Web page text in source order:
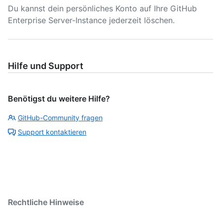
Du kannst dein persönliches Konto auf Ihre GitHub
Enterprise Server-Instance jederzeit löschen.
Hilfe und Support
Benötigst du weitere Hilfe?
GitHub-Community fragen
Support kontaktieren
Rechtliche Hinweise